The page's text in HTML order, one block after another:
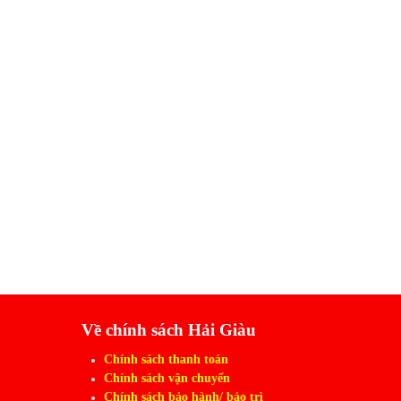
Về chính sách Hải Giàu
Chính sách thanh toán
Chính sách vận chuyển
Chính sách bảo hành/ bảo trì